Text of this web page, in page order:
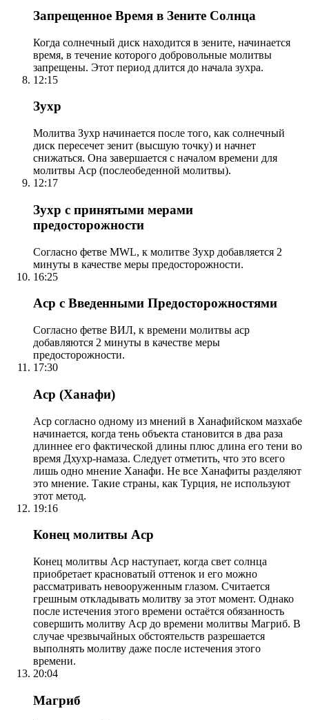
Запрещенное Время в Зените Солнца
Когда солнечный диск находится в зените, начинается
время, в течение которого добровольные молитвы
запрещены. Этот период длится до начала зухра.
12:15
Зухр
Молитва Зухр начинается после того, как солнечный
диск пересечет зенит (высшую точку) и начнет
снижаться. Она завершается с началом времени для
молитвы Аср (послеобеденной молитвы).
12:17
Зухр с принятыми мерами
предосторожности
Согласно фетве MWL, к молитве Зухр добавляется 2
минуты в качестве меры предосторожности.
16:25
Аср с Введенными Предосторожностями
Согласно фетве ВИЛ, к времени молитвы аср
добавляются 2 минуты в качестве меры
предосторожности.
17:30
Аср (Ханафи)
Аср согласно одному из мнений в Ханафийском мазхабе
начинается, когда тень объекта становится в два раза
длиннее его фактической длины плюс длина его тени во
время Дхухр-намаза. Следует отметить, что это всего
лишь одно мнение Ханафи. Не все Ханафиты разделяют
это мнение. Такие страны, как Турция, не используют
этот метод.
19:16
Конец молитвы Аср
Конец молитвы Аср наступает, когда свет солнца
приобретает красноватый оттенок и его можно
рассматривать невооруженным глазом. Считается
грешным откладывать молитву за этот момент. Однако
после истечения этого времени остаётся обязанность
совершить молитву Аср до времени молитвы Магриб. В
случае чрезвычайных обстоятельств разрешается
выполнять молитву даже после истечения этого
времени.
20:04
Магриб